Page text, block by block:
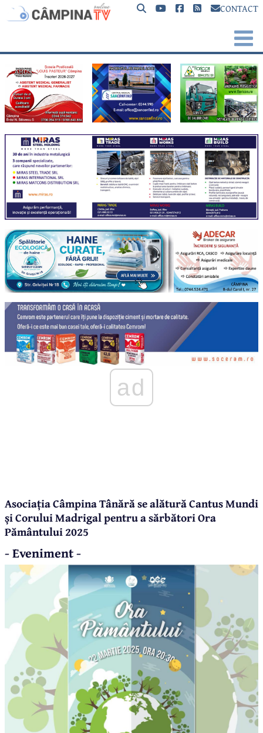
CONTACT
ad
Asociația Câmpina Tânără se alătură Cantus Mundi
și Corului Madrigal pentru a sărbători Ora
Pământului 2025
- Eveniment -